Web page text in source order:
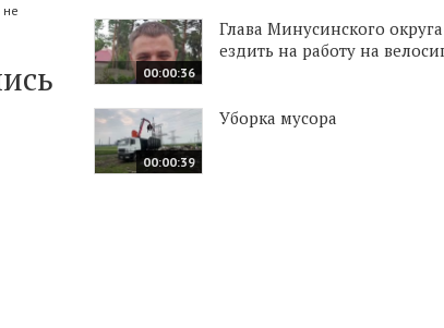
не
00:00:36
Глава Минусинского
ездить на работу на
00:00:39
Уборка мусора